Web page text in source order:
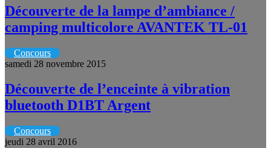
Découverte de la lampe d’ambiance /
camping multicolore AVANTEK TL-01
Concours
samedi 28 novembre 2015
Découverte de l’enceinte à vibration
bluetooth D1BT Argent
Concours
jeudi 28 avril 2016